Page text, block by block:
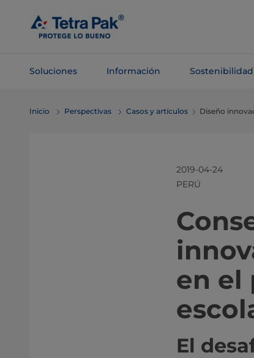
contenido
principal
Soluciones Información Sostenibilidad
navegación
Inicio Perspectivas Casos y artículos Diseño
2019-04-24
PERÚ
en el
El